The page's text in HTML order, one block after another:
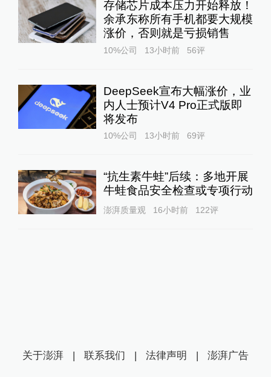
存储芯片成本压力开始释放！
余承东称所有手机都要大规模
涨价，否则就是亏损销售
10%公司 13小时前 56评
DeepSeek宣布大幅涨价，业
内人士预计V4 Pro正式版即
将发布
10%公司 13小时前 69评
“抗生素牛蛙”后续：多地开展
牛蛙食品安全检查或专项行动
澎湃质量观 16小时前 122评
关于澎湃 | 联系我们 | 法律声明 | 澎湃广告